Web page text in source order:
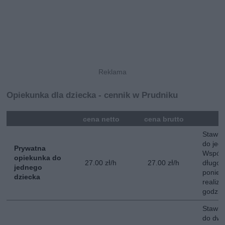
Opiekunka dla dziecka - cennik w Prudniku
cena netto cena brutto
Prywatna
opiekunka do
jednego
dziecka
27.00 zł/h 27.00 zł/h
do
do